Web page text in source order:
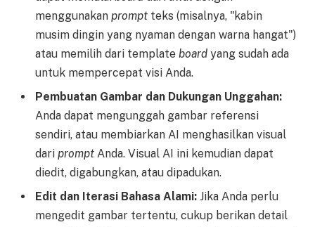
menggunakan prompt teks (misalnya, "kabin
musim dingin yang nyaman dengan warna hangat")
atau memilih dari template board yang sudah ada
untuk mempercepat visi Anda.
Pembuatan Gambar dan Dukungan Unggahan:
Anda dapat mengunggah gambar referensi
sendiri, atau membiarkan AI menghasilkan visual
dari prompt Anda. Visual AI ini kemudian dapat
diedit, digabungkan, atau dipadukan.
Edit dan Iterasi Bahasa Alami: Jika Anda perlu
mengedit gambar tertentu, cukup berikan detail